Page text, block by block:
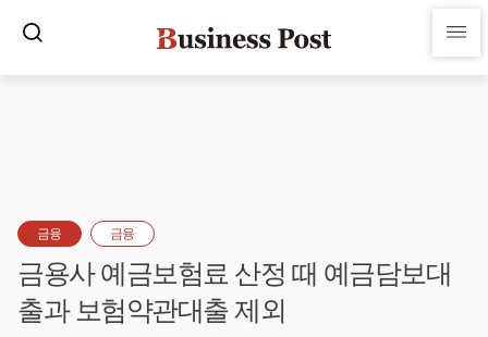
금융 금융
금용사 예금보험료 산정 때 예금담보대
출과 보험약관대출 제외